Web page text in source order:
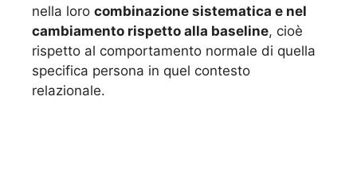
nella loro combinazione sistematica e nel
cambiamento rispetto alla baseline, cioè
rispetto al comportamento normale di quella
specifica persona in quel contesto
relazionale.